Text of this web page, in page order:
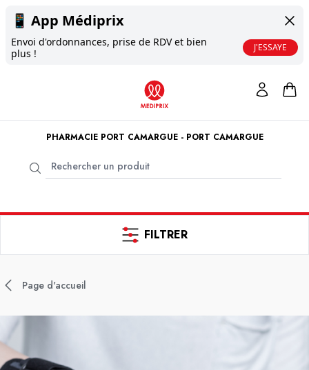
📱 App Médiprix
Envoi d'ordonnances, prise de RDV et bien
plus !
J'ESSAYE
PHARMACIE PORT CAMARGUE - PORT CAMARGUE
FILTRER
Page d'accueil